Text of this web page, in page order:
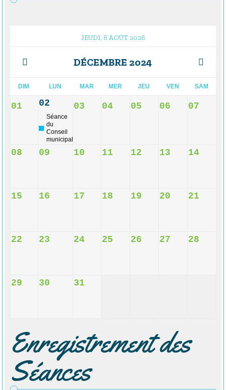
JEUDI, 6 AOÛT 2026
DÉCEMBRE 2024
DIM LUN MAR MER JEU VEN SAM
01 02
Séance
du
Conseil
municipal
03 04 05 06 07
08 09 10 11 12 13 14
15 16 17 18 19 20 21
22 23 24 25 26 27 28
29 30 31
Enregistrement des
Séances